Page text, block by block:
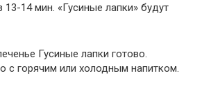
13-14 мин. «Гусиные лапки» будут
Гусиные лапки готово.
с горячим или холодным напитком.